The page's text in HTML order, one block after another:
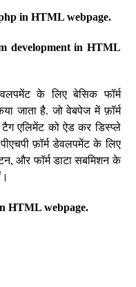
in HTML webpage.
development in HTML
के लिए बेसिक फॉर्म
जाता है. जो वेबपेज में फ़ॉर्म
एलिमेंट को ऐड कर डिस्प्ले
फ़ॉर्म डेवलपमेंट के लिए
और फॉर्म डाटा सबमिशन के
HTML webpage.